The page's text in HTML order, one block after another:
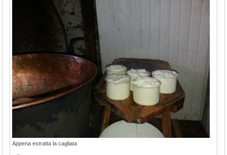
Appena estratta la cagliata